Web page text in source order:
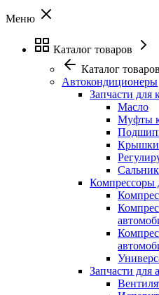
Меню
Каталог товаров
Каталог товаров
Автокондиционеры
Запчасти для
Масло
Муфты
Крышки
Компрессоры
Запчасти для